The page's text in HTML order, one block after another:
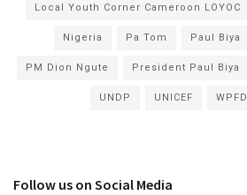
Local Youth Corner Cameroon LOYOC
Nigeria Pa Tom Paul Biya
PM Dion Ngute President Paul Biya
UNDP UNICEF WPFD
Follow us on Social Media